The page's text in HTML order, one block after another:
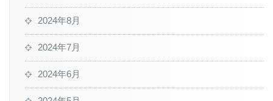
2024年8月
2024年7月
2024年6月